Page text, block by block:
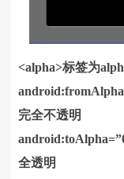
<alpha>标签为
完全不透明
全透明